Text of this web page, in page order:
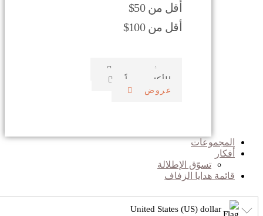
أقل من 50$
أقل من 100$
صدف بحري
الأكثر مبيعاً
عروض
المجموعات
أفكار
تسوّق الإطلالة
قائمة هدايا الزفاف
United States (US) dollar